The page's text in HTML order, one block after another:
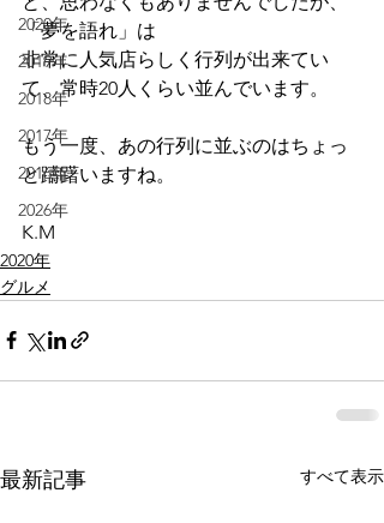
2020年
2019年
2018年
2017年
2016年
2026年
「夢を語れ」は
非常に人気店らしく行列が出来てい
て、常時20人くらい並んでいます。
もう一度、あの行列に並ぶのはちょっ
と躊躇いますね。
K.M
2020年
グルメ
最新記事 すべて表示